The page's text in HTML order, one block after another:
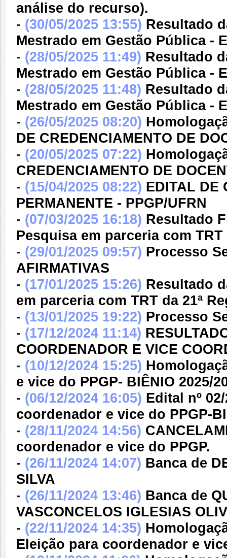
análise do recurso).
- (30/05/2025 13:55) Resultado
Mestrado em Gestão Pública -
- (28/05/2025 11:49) Resultado
Mestrado em Gestão Pública -
- (28/05/2025 11:48) Resultado
Mestrado em Gestão Pública -
- (26/05/2025 08:20)
DE CREDENCIAMENTO DE
- (20/05/2025 07:22)
CREDENCIAMENTO DE
- (15/04/2025 08:22) EDITAL DE
PERMANENTE - PPGP/UFRN
- (07/03/2025 16:18) Resultado
Pesquisa em parceria com TRT
- (29/01/2025 09:57) Processo
AFIRMATIVAS
- (17/01/2025 15:26) Resultado
em parceria com TRT da 21ª
- (13/01/2025 19:22) Processo
- (17/12/2024 11:14)
COORDENADOR E VICE
- (10/12/2024 15:25)
e vice do PPGP- BIÊNIO 2025/
- (06/12/2024 16:05) Edital nº
coordenador e vice do PPGP-
- (28/11/2024 14:56)
coordenador e vice do PPGP.
- (26/11/2024 14:07) Banca de
SILVA
- (26/11/2024 13:46) Banca de
VASCONCELOS IGLESIAS
- (22/11/2024 14:35)
Eleição para coordenador e